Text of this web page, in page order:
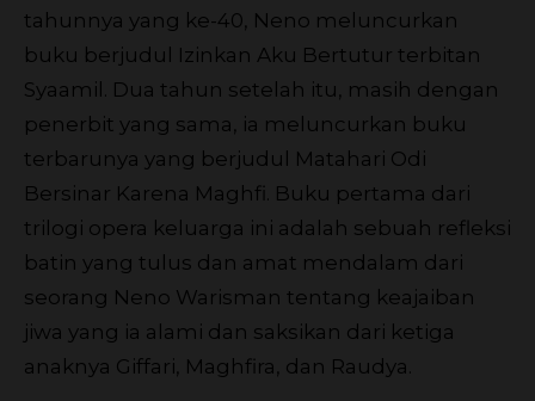
tahunnya yang ke-40, Neno meluncurkan
buku berjudul Izinkan Aku Bertutur terbitan
Syaamil. Dua tahun setelah itu, masih dengan
penerbit yang sama, ia meluncurkan buku
terbarunya yang berjudul Matahari Odi
Bersinar Karena Maghfi. Buku pertama dari
trilogi opera keluarga ini adalah sebuah refleksi
batin yang tulus dan amat mendalam dari
seorang Neno Warisman tentang keajaiban
jiwa yang ia alami dan saksikan dari ketiga
anaknya Giffari, Maghfira, dan Raudya.